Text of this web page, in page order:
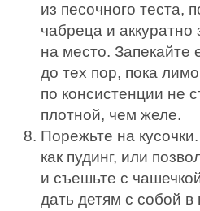
из песочного теста,
чабреца и аккуратно
на место. Запекайте
до тех пор, пока
по консистенции не
плотной, чем желе.
Порежьте на
как пудинг, или
и съешьте с
дать детям с собой в